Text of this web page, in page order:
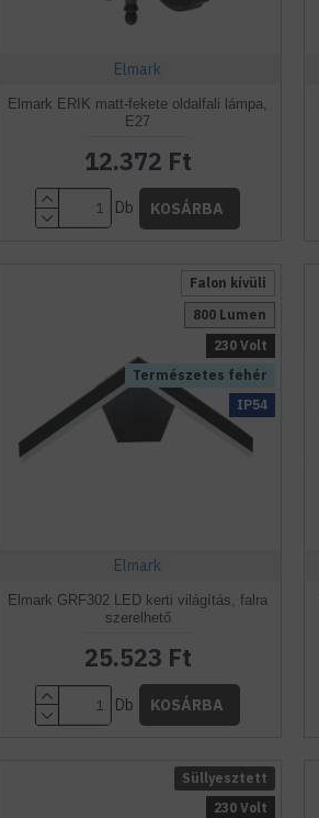
Elmark
Elmark ERIK matt-fekete oldalfali lámpa,
E27
12.372 Ft
Db KOSÁRBA
Természetes fehér
Falon kívüli
800 Lumen
230 Volt
IP54
Elmark
Elmark GRF302 LED kerti világítás, falra
szerelhető
25.523 Ft
Db KOSÁRBA
Süllyesztett
230 Volt